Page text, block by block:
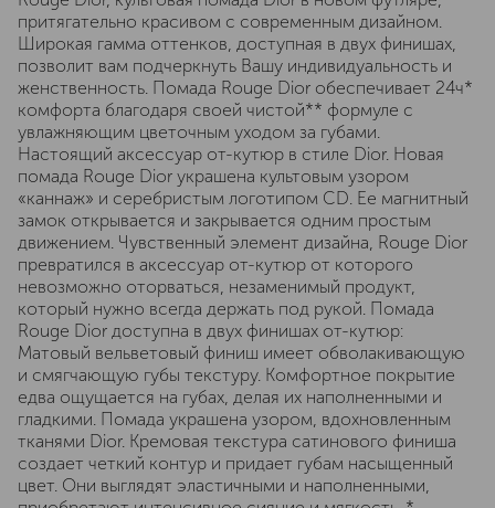
притягательно красивом с современным дизайном.
Широкая гамма оттенков, доступная в двух финишах,
позволит вам подчеркнуть Вашу индивидуальность и
женственность. Помада Rouge Dior обеспечивает 24ч*
комфорта благодаря своей чистой** формуле с
увлажняющим цветочным уходом за губами.
Настоящий аксессуар от-кутюр в стиле Dior. Новая
помада Rouge Dior украшена культовым узором
«каннаж» и серебристым логотипом CD. Ее магнитный
замок открывается и закрывается одним простым
движением. Чувственный элемент дизайна, Rouge Dior
превратился в аксессуар от-кутюр от которого
невозможно оторваться, незаменимый продукт,
который нужно всегда держать под рукой. Помада
Rouge Dior доступна в двух финишах от-кутюр:
Матовый вельветовый финиш имеет обволакивающую
и смягчающую губы текстуру. Комфортное покрытие
едва ощущается на губах, делая их наполненными и
гладкими. Помада украшена узором, вдохновленным
тканями Dior. Кремовая текстура сатинового финиша
создает четкий контур и придает губам насыщенный
цвет. Они выглядят эластичными и наполненными,